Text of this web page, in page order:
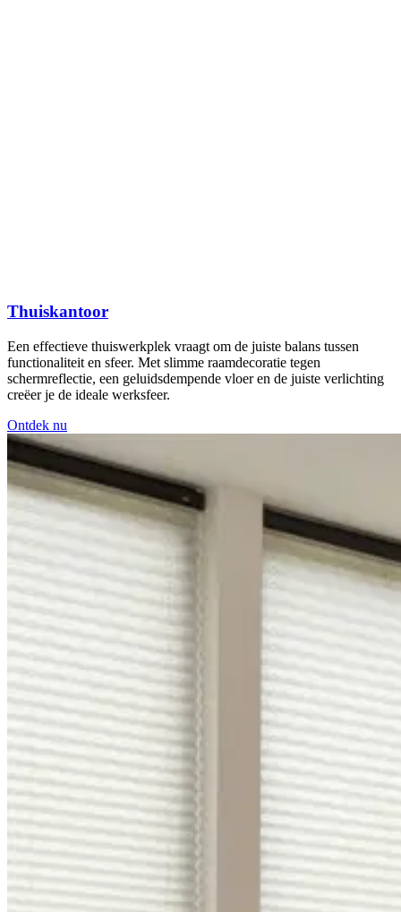
Thuiskantoor
Een effectieve thuiswerkplek vraagt om de juiste balans tussen
functionaliteit en sfeer. Met slimme raamdecoratie tegen
schermreflectie, een geluidsdempende vloer en de juiste verlichting
creëer je de ideale werksfeer.
Ontdek nu